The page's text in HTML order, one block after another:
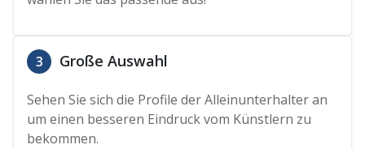
3 Große Auswahl
Sehen Sie sich die Profile der Alleinunterhalter an
um einen besseren Eindruck vom Künstlern zu
bekommen.